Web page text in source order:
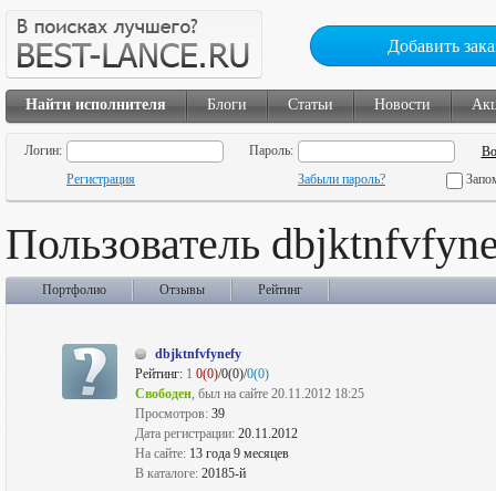
Добавить
Найти исполнителя Блоги Статьи Новости
Логин:
Пароль:
Регистрация
Забыли пароль?
Пользователь
Портфолио Отзывы Рейтинг
dbjktnfvfynefy
Рейтинг: 1 0(0)/0(0)/0(0)
Свободен, был на сайте 20.11.2012 18:25
Просмотров: 39
Дата регистрации: 20.11.2012
На сайте: 13 года 9 месяцев
В каталоге: 20185-й